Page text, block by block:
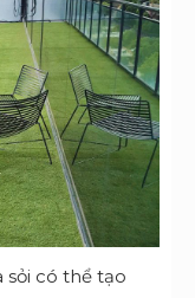
sỏi có thể tạo